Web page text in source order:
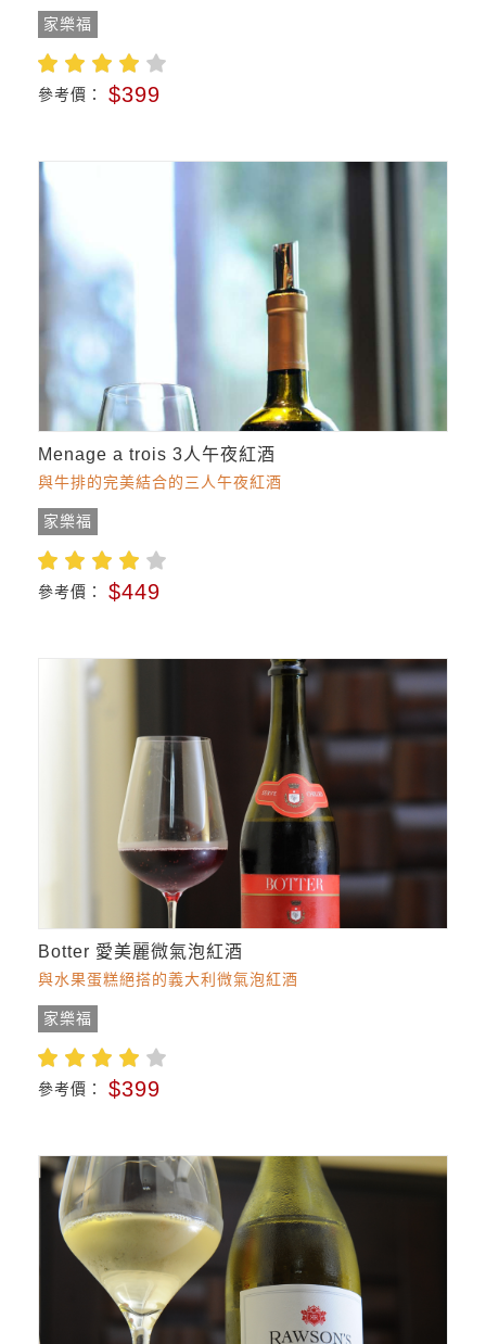
家樂福
參考價： $399
Menage a trois 3人午夜紅酒
與牛排的完美結合的三人午夜紅酒
家樂福
參考價： $449
Botter 愛美麗微氣泡紅酒
與水果蛋糕絕搭的義大利微氣泡紅酒
家樂福
參考價： $399